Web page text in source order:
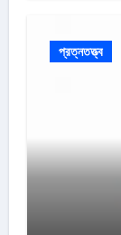
প্রত্নতত্ত্ব